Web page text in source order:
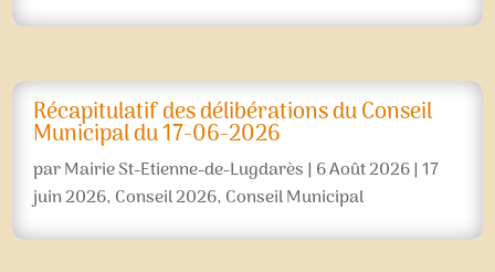
Récapitulatif des délibérations du Conseil
Municipal du 17-06-2026
parMairie St-Etienne-de-Lugdarès| 6 Août 2026|17
juin 2026, Conseil 2026, Conseil Municipal